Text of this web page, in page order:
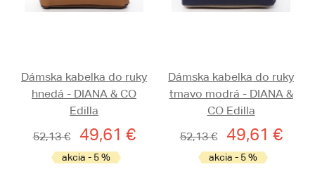
Dámska kabelka do ruky
hnedá - DIANA & CO
Edilla
52,13 €
49,61 €
akcia - 5 %
Dámska kabelka do ruky
tmavo modrá - DIANA &
CO Edilla
52,13 €
49,61 €
akcia - 5 %